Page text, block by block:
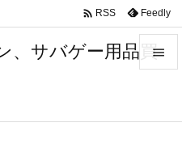
、サバゲー用品買

 RSS Feedly